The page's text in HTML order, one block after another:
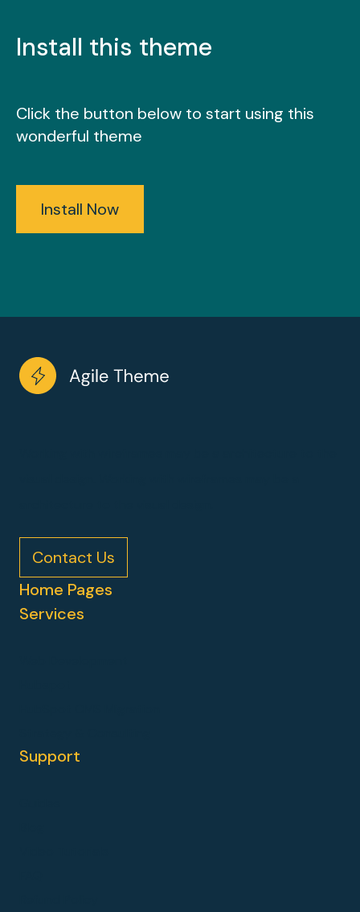
Install this theme
Click the button below to start using this
wonderful theme
Install Now
Contact Us
Home Pages
Services
Support